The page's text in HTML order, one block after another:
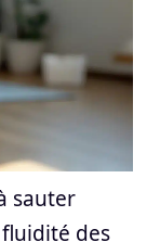
sauter
des